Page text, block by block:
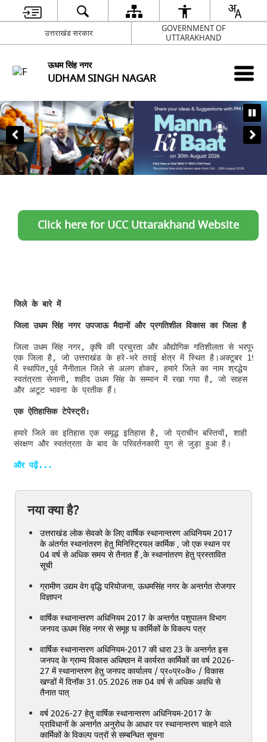
उत्तराखंड सरकार
GOVERNMENT OF
UTTARAKHAND
ऊधम सिंह नगर
UDHAM SINGH NAGAR
Click here for UCC Uttarakhand Website
जिले के बारे में
जिला उधम सिंह नगर उपजाऊ मैदानों और प्रगतिशील विकास का जिला है
जिला उधम सिंह नगर, कृषि की प्रचुरता और औद्योगिक गतिशीलता से भरपूर
एक जिला है, जो उत्तराखंड के हरे-भरे तराई क्षेत्र में स्थित है।अक्टूबर
में स्थापित,पूर्व नैनीताल जिले से अलग होकर, हमारे जिले का नाम श्रद्धेय
स्वतंत्रता सेनानी, शहीद उधम सिंह के सम्मान में रखा गया है, जो साहस
और अटूट भावना के प्रतीक हैं।
एक ऐतिहासिक टेपेस्ट्री:
हमारे जिले का इतिहास एक समृद्ध इतिहास है, जो प्राचीन बस्तियों, शाही
संरक्षण और स्वतंत्रता के बाद के परिवर्तनकारी युग से जुड़ा हुआ है।
और पढ़ें...
नया क्या है?
उत्तराखंड लोक सेवको के लिए वार्षिक स्थानान्तरण अधिनियम 2017
के अंतर्गत स्थानांतरण हेतु मिनिस्ट्रियल कार्मिक , जो एक स्थान पर
04 वर्ष से अधिक समय से तैनात हैं ,के स्थानांतरण हेतु प्रस्तावित
सूची
ग्रामीण उद्यम वेग वृद्धि परियोजना, ऊधमसिंह नगर के अन्तर्गत रोजगार
विज्ञापन
वार्षिक स्थानान्तरण अधिनियम 2017 के अन्तर्गत पशुपालन विभाग
जनपद ऊधम सिंह नगर से समूह घ कार्मिकों के विकल्प पत्र
वार्षिक स्थानान्तरण अधिनियम-2017 की धारा 23 के अन्तर्गत इस
जनपद के ग्राम्य विकास अधिष्ठान में कार्यरत कार्मिकों का वर्ष 2026-
27 में स्थानान्तरण हेतु जनपद कार्यालय / प्र०प्र०के० / विकास
खण्डों में दिनॉक 31.05.2026 तक 04 वर्ष से अधिक अवधि से
तैनात पात्
वर्ष 2026-27 हेतु वार्षिक स्थानान्तरण अधिनियम-2017 के
प्राविधानों के अन्तर्गत अनुरोध के आधार पर स्थानान्तरण चाहने वाले
कार्मिकों के विकल्प पत्रों से सम्बन्धित सूचना